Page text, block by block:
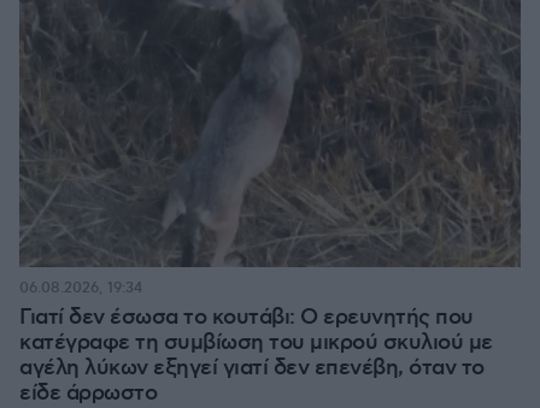
Γιατί δεν έσωσα το κουτάβι: Ο ερευνητής που
κατέγραφε τη συμβίωση του μικρού σκυλιού με
αγέλη λύκων εξηγεί γιατί δεν επενέβη, όταν το
είδε άρρωστο
06.08.2026, 19:34